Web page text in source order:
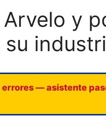
y
— asistente